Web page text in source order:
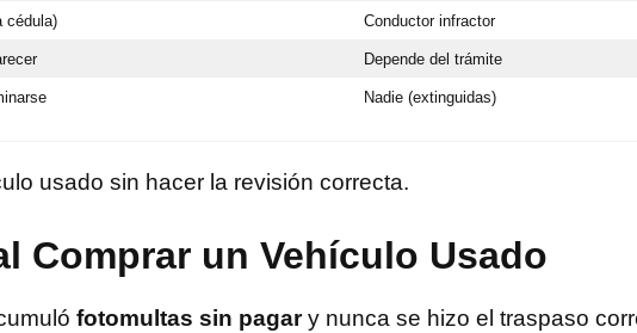
cédula) Conductor infractor
Depende del trámite
Nadie (extinguidas)
usado sin hacer la revisión correcta.
Comprar un Vehículo Usado
fotomultas sin pagary nunca se hizo el traspaso